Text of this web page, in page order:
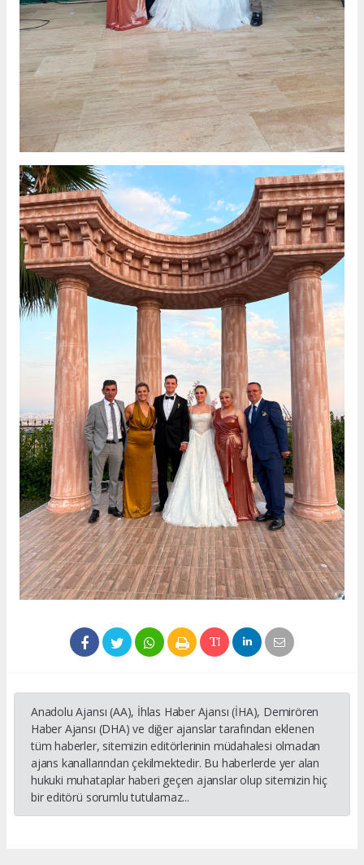
Anadolu Ajansı (AA), İhlas Haber Ajansı (İHA), Demirören
Haber Ajansı (DHA) ve diğer ajanslar tarafından eklenen
tüm haberler, sitemizin editörlerinin müdahalesi olmadan
ajans kanallarından çekilmektedir. Bu haberlerde yer alan
hukuki muhataplar haberi geçen ajanslar olup sitemizin hiç
bir editörü sorumlu tutulamaz...